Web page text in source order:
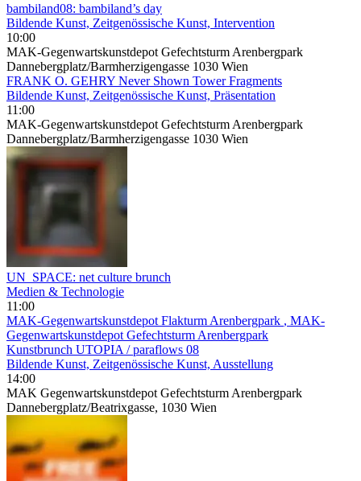
bambiland08: bambiland’s day
Bildende Kunst, Zeitgenössische Kunst, Intervention
10:00
MAK-Gegenwartskunstdepot Gefechtsturm Arenbergpark
Dannebergplatz/Barmherzigengasse 1030 Wien
FRANK O. GEHRY Never Shown Tower Fragments
Bildende Kunst, Zeitgenössische Kunst, Präsentation
11:00
MAK-Gegenwartskunstdepot Gefechtsturm Arenbergpark
Dannebergplatz/Barmherzigengasse 1030 Wien
UN_SPACE: net culture brunch
Medien & Technologie
11:00
MAK-Gegenwartskunstdepot Flakturm Arenbergpark , MAK-
Gegenwartskunstdepot Gefechtsturm Arenbergpark
Kunstbrunch UTOPIA / paraflows 08
Bildende Kunst, Zeitgenössische Kunst, Ausstellung
14:00
MAK Gegenwartskunstdepot Gefechtsturm Arenbergpark
Dannebergplatz/Beatrixgasse, 1030 Wien